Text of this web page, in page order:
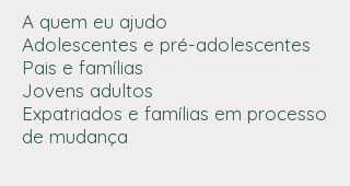
A quem eu ajudo
Adolescentes e pré-adolescentes
Pais e famílias
Jovens adultos
Expatriados e famílias em processo
de mudança